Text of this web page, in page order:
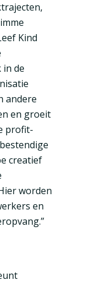
Kind
de
andere
en groeit
profit-
creatief
worden
en